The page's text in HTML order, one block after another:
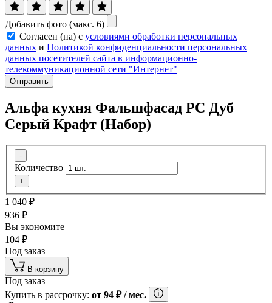
Добавить фото (макс. 6)
Согласен (на) с условиями обработки персональных
данных и Политикой конфиденциальности персональных
данных посетителей сайта в информационно-
телекоммуникационной сети "Интернет"
Отправить
Альфа кухня Фальшфасад РС Дуб
Серый Крафт (Набор)
-
Количество
+
1 040 ₽
936 ₽
Вы экономите
104 ₽
Под заказ
В корзину
Под заказ
Купить в рассрочку: от 94 ₽/ мес.